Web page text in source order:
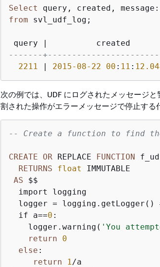
Select query, created,
from svl_udf_log;
query |
-------
2211
| 2015-08-22 00 : 11 :
次の例では、UDF にログされたメッセージ
割された操作がエラーメッセージで停止する
-- Create a function to find the
CREATE OR REPLACE FUNCTION
RETURNS
float
IMMUTABLE
AS $$
  import logging
  logger
= logging.getLogger()
  if a
==0 :
    logger.warning(
'You
return
0
else :
return
1 /a